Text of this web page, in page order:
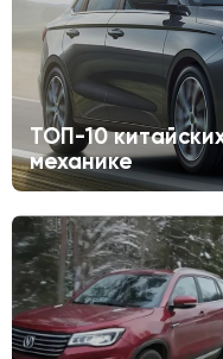
ТОП-10
механике